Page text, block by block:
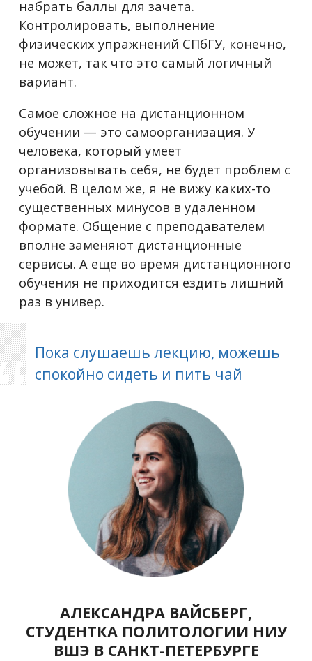
набрать баллы для зачета.
Контролировать, выполнение
физических упражнений СПбГУ, конечно,
не может, так что это самый логичный
вариант.
Самое сложное на дистанционном
обучении — это самоорганизация. У
человека, который умеет
организовывать себя, не будет проблем с
учебой. В целом же, я не вижу каких-то
существенных минусов в удаленном
формате. Общение с преподавателем
вполне заменяют дистанционные
сервисы. А еще во время дистанционного
обучения не приходится ездить лишний
раз в универ.
Пока слушаешь лекцию, можешь
спокойно сидеть и пить чай
АЛЕКСАНДРА ВАЙСБЕРГ,
СТУДЕНТКА ПОЛИТОЛОГИИ НИУ
ВШЭ В САНКТ-ПЕТЕРБУРГЕ